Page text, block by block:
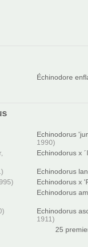
Échinodore
Echinodorus
1990)
Echinodorus x
Echinodorus
Echinodorus x
Echinodorus
Echinodorus
1911)
25